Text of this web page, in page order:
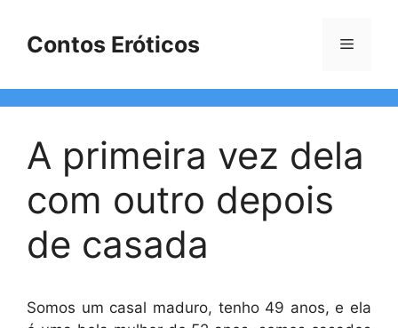
Contos Eróticos Menu
A primeira vez dela
com outro depois
de casada
Somos um casal maduro, tenho 49 anos, e ela